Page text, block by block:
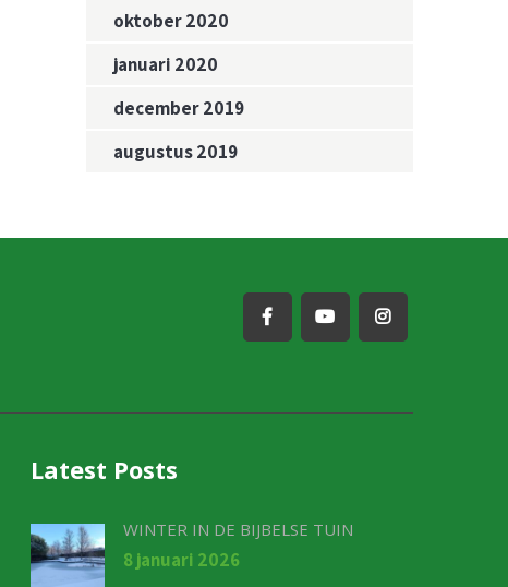
oktober 2020
januari 2020
december 2019
augustus 2019
Latest Posts
WINTER IN DE BIJBELSE TUIN
8 januari 2026